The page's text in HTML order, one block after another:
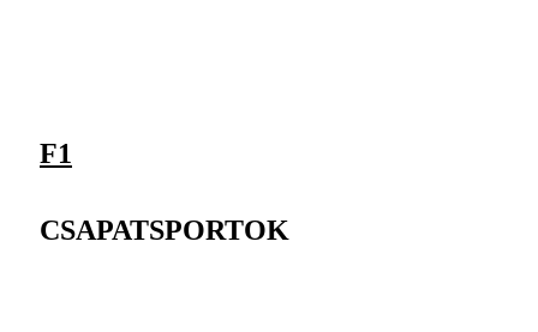
F1
CSAPATSPORTOK